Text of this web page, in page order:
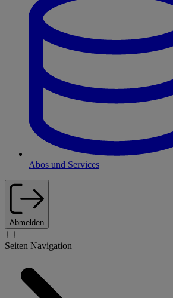
Abos und Services
Abmelden
Seiten Navigation